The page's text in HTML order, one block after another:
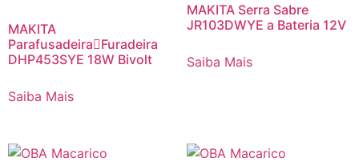
MAKITA
ParafusadeiraFuradeira
DHP453SYE 18W Bivolt
Saiba Mais
MAKITA Serra Sabre
JR103DWYE a Bateria 12V
Saiba Mais